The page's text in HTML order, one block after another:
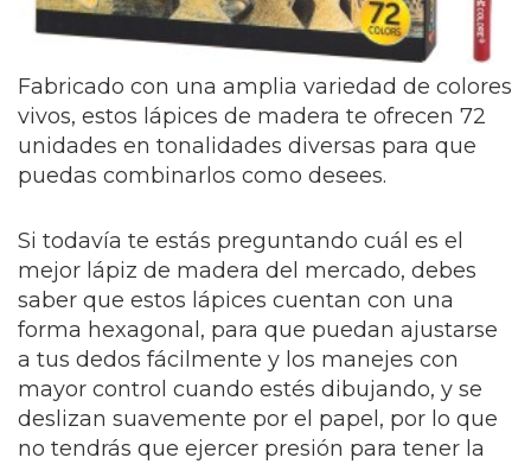
Fabricado con una amplia variedad de colores
vivos, estos lápices de madera te ofrecen 72
unidades en tonalidades diversas para que
puedas combinarlos como desees.
Si todavía te estás preguntando cuál es el
mejor lápiz de madera del mercado, debes
saber que estos lápices cuentan con una
forma hexagonal, para que puedan ajustarse
a tus dedos fácilmente y los manejes con
mayor control cuando estés dibujando, y se
deslizan suavemente por el papel, por lo que
no tendrás que ejercer presión para tener la